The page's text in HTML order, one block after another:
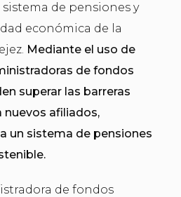
de pensiones y
económica de la
Mediante el uso de
de fondos
superar las barreras
nuevos afiliados,
un sistema de pensiones
de fondos